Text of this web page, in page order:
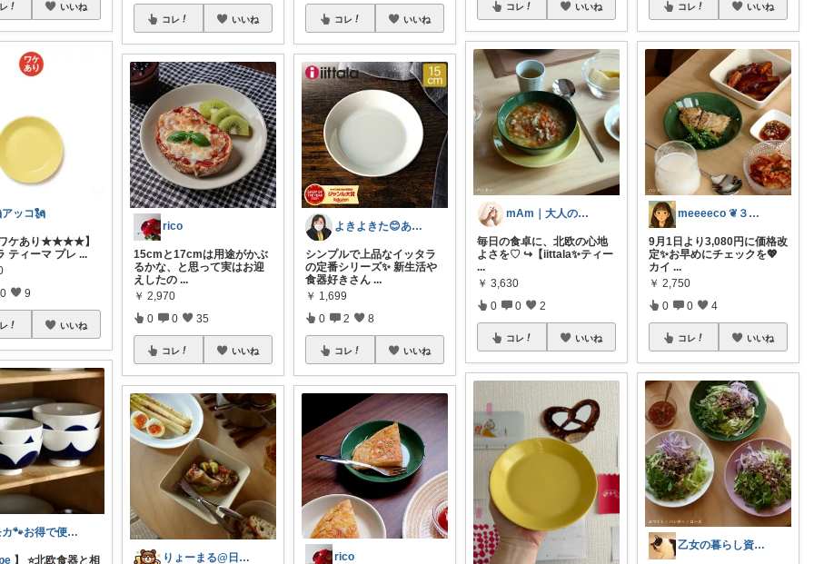
いいね
アッコ🗽
ケあり★★★★】
ティーマ プレ ...
0 9
いいね
モカ🐾お得で便利💛犬とのおうち時間
】 ⭐️北欧食器と相
コレ いいね
rico
15cmと17cmは用途がかぶ
るかな、と思って実はお迎
えしたの ...
￥ 2,970
0 0 35
コレ いいね
りょーまる@日用品×ファッション
コレ いいね
よきよきた😊ありがとうございます🙏
シンプルで上品なイッタラ
の定番シリーズ✨ 新生活や
食器好きさん ...
￥ 1,699
0 2 8
コレ いいね
rico
コレ いいね
mAm｜大人のご褒美セレクト
毎日の食卓に、北欧の心地
よさを♡ ↪︎【iittala✨ティー
...
￥ 3,630
0 0 2
コレ いいね
コレ いいね
meeeeco ❦３児ママ ❦
9月1日より3,080円に価格改
定✨お早めにチェックを💖
カイ ...
￥ 2,750
0 0 4
コレ いいね
乙女の暮らし資料室